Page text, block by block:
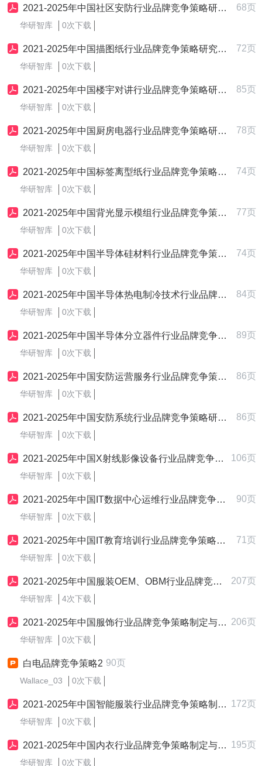
2021-2025年中国社区安防行业品牌竞争策略研究报告 68页
华研智库 0次下载
2021-2025年中国描图纸行业品牌竞争策略研究报告 72页
华研智库 0次下载
2021-2025年中国楼宇对讲行业品牌竞争策略研究报告 85页
华研智库 0次下载
2021-2025年中国厨房电器行业品牌竞争策略研究报告 78页
华研智库 0次下载
2021-2025年中国标签离型纸行业品牌竞争策略研究报告 74页
华研智库 0次下载
2021-2025年中国背光显示模组行业品牌竞争策略研究报告 77页
华研智库 0次下载
2021-2025年中国半导体硅材料行业品牌竞争策略研究报告 74页
华研智库 0次下载
2021-2025年中国半导体热电制冷技术行业品牌竞争策略研究报告 84页
华研智库 0次下载
2021-2025年中国半导体分立器件行业品牌竞争策略研究报告 89页
华研智库 0次下载
2021-2025年中国安防运营服务行业品牌竞争策略研究报告 86页
华研智库 0次下载
2021-2025年中国安防系统行业品牌竞争策略研究报告 86页
华研智库 0次下载
2021-2025年中国X射线影像设备行业品牌竞争策略研究报告 106页
华研智库 0次下载
2021-2025年中国IT数据中心运维行业品牌竞争策略研究报告 90页
华研智库 0次下载
2021-2025年中国IT教育培训行业品牌竞争策略研究报告 71页
华研智库 0次下载
2021-2025年中国服装OEM、OBM行业品牌竞争策略制定与实施研究报告 207页
华研智库 4次下载
2021-2025年中国服饰行业品牌竞争策略制定与实施研究报告 206页
华研智库 0次下载
白电品牌竞争策略2 90页
Wallace_03 0次下载
2021-2025年中国智能服装行业品牌竞争策略制定与实施研究报告 172页
华研智库 0次下载
2021-2025年中国内衣行业品牌竞争策略制定与实施研究报告 195页
华研智库 0次下载